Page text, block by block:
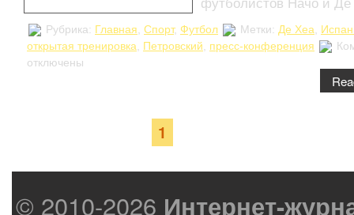
футболистов Начо и
Рубрика: Главная Спорт, Футбол Метки: Де Хеа
открытая тренировка
Петровский пресс-конференция
отключены
1
© 2010-2026 Интернет-